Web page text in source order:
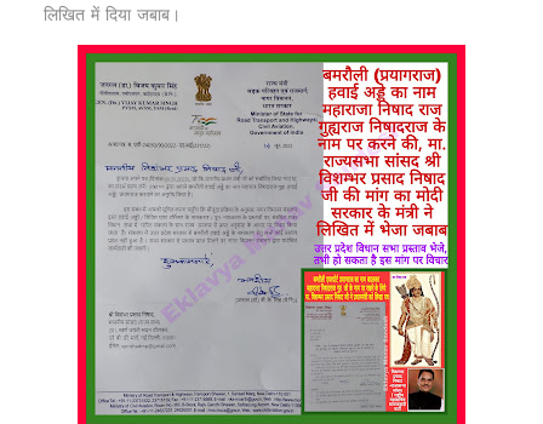
लिखित में दिया जबाब।